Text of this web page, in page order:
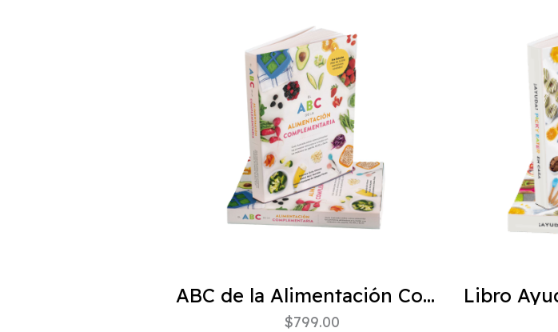
ABC de la Alimentación Complementaria 4ta edición
$799.00